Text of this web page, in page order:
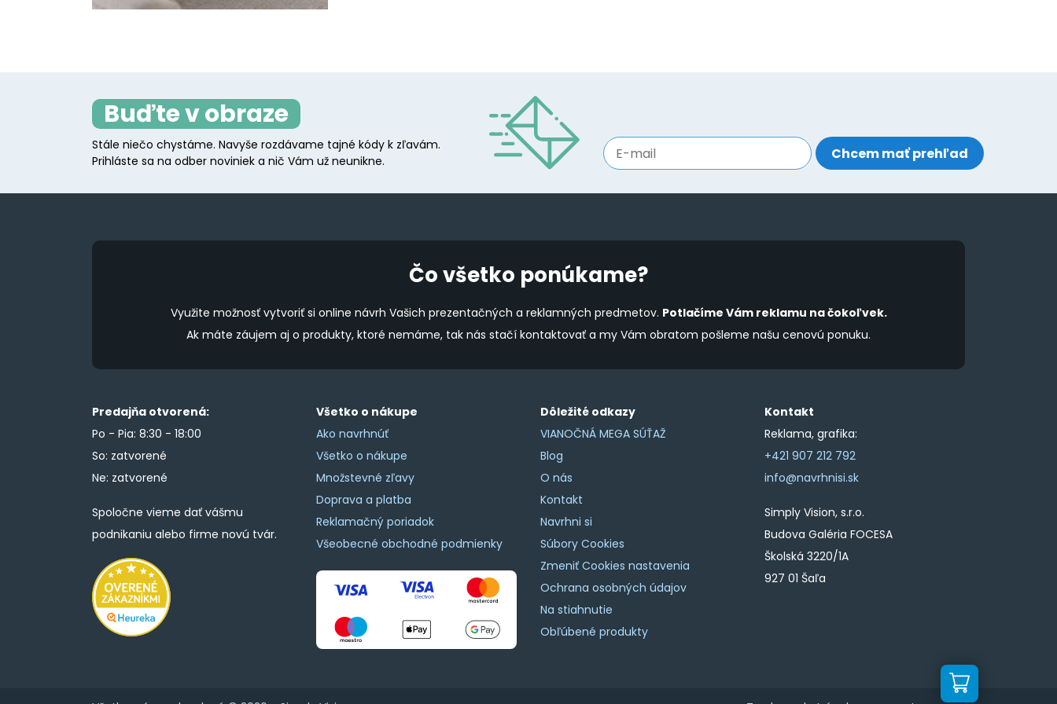
Buďte v obraze
Stále niečo chystáme. Navyše rozdávame tajné kódy k zľavám.
Prihláste sa na odber noviniek a nič Vám už neunikne.
Čo všetko ponúkame?
Využite možnosť vytvoriť si online návrh Vašich prezentačných a reklamných predmetov. Potlačíme Vám reklamu na čokoľvek.
Ak máte záujem aj o produkty, ktoré nemáme, tak nás stačí kontaktovať a my Vám obratom pošleme našu cenovú ponuku.
Predajňa otvorená:
Po - Pia: 8:30 - 18:00
So: zatvorené
Ne: zatvorené
Spoločne vieme dať vášmu
podnikaniu alebo firme novú tvár.
Všetko o nákupe
Ako navrhnúť
Všetko o nákupe
Množstevné zľavy
Doprava a platba
Reklamačný poriadok
Všeobecné obchodné podmienky
Dôležité odkazy
VIANOČNÁ MEGA SÚŤAŽ
Blog
O nás
Kontakt
Navrhni si
Súbory Cookies
Zmeniť Cookies nastavenia
Ochrana osobných údajov
Na stiahnutie
Obľúbené produkty
Kontakt
Reklama, grafika:
+421 907 212 792
info@navrhnisi.sk
Simply Vision, s.r.o.
Budova Galéria FOCESA
Školská 3220/1A
927 01 Šaľa